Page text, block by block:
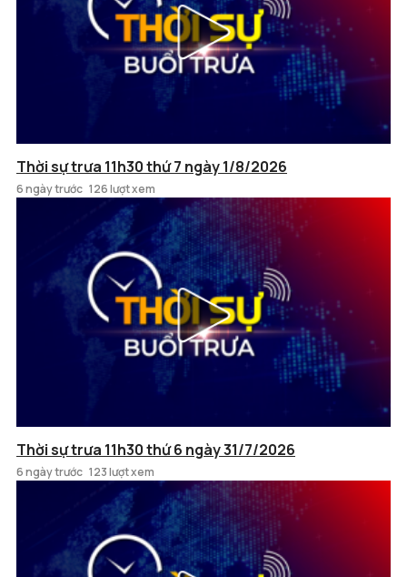
Thời sự trưa 11h30 thứ 7 ngày 1/8/2026
6 ngày trước 126 lượt xem
Thời sự trưa 11h30 thứ 6 ngày 31/7/2026
6 ngày trước 123 lượt xem